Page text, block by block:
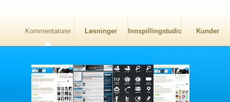
Kommentatorer Løsninger Innspillingstudio Kunder